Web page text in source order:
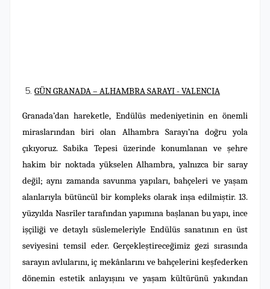
GÜN GRANADA – ALHAMBRA SARAYI - VALENCIA
Granada’dan hareketle, Endülüs medeniyetinin en önemli
miraslarından biri olan Alhambra Sarayı’na doğru yola
çıkıyoruz. Sabika Tepesi üzerinde konumlanan ve şehre
hakim bir noktada yükselen Alhambra, yalnızca bir saray
değil; aynı zamanda savunma yapıları, bahçeleri ve yaşam
alanlarıyla bütüncül bir kompleks olarak inşa edilmiştir. 13.
yüzyılda Nasrîler tarafından yapımına başlanan bu yapı, ince
işçiliği ve detaylı süslemeleriyle Endülüs sanatının en üst
seviyesini temsil eder. Gerçekleştireceğimiz gezi sırasında
sarayın avlularını, iç mekânlarını ve bahçelerini keşfederken
dönemin estetik anlayışını ve yaşam kültürünü yakından